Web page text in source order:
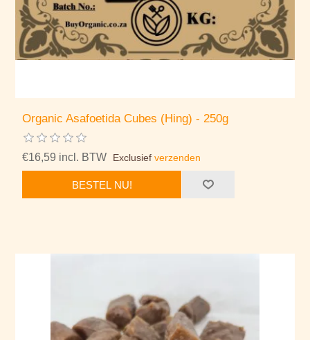
Organic Asafoetida Cubes (Hing) - 250g
€16,59 incl. BTW Exclusiefverzenden
BESTEL NU!